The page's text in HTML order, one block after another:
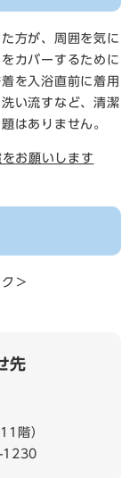
方が、周囲を気に
カバーするために
を入浴直前に着用
い流すなど、清潔
はありません。
お願いします
＞
先
階）
1230